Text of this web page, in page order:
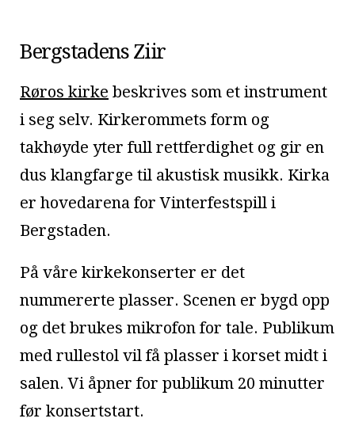
Bergstadens Ziir
Røros kirke beskrives som et instrument
i seg selv. Kirkerommets form og
takhøyde yter full rettferdighet og gir en
dus klangfarge til akustisk musikk. Kirka
er hovedarena for Vinterfestspill i
Bergstaden.
På våre kirkekonserter er det
nummererte plasser. Scenen er bygd opp
og det brukes mikrofon for tale. Publikum
med rullestol vil få plasser i korset midt i
salen. Vi åpner for publikum 20 minutter
før konsertstart.